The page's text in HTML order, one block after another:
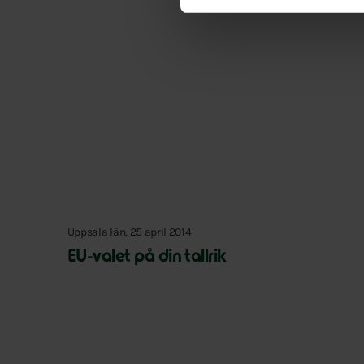
Uppsala län, 25 april 2014
EU-valet på din tallrik